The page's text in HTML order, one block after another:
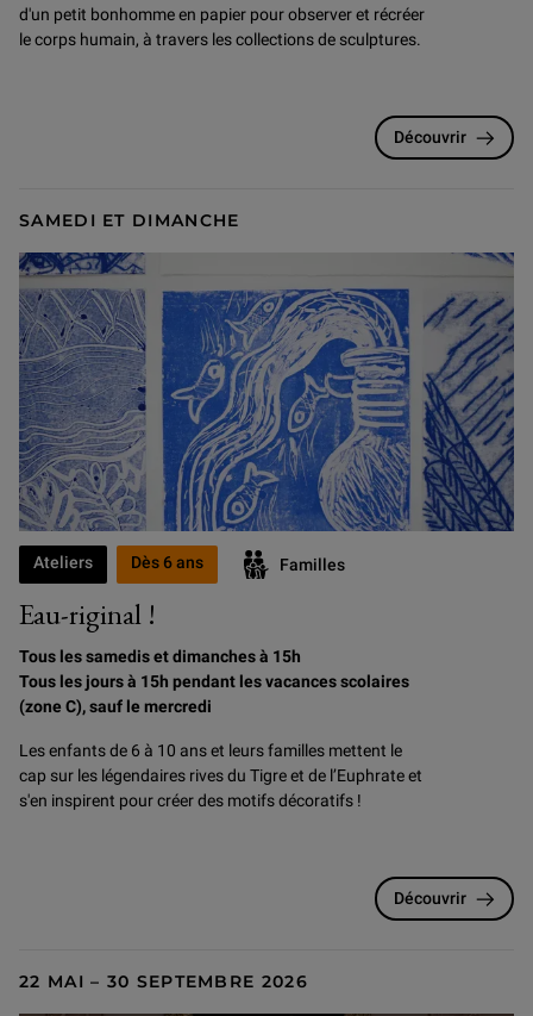
d'un petit bonhomme en papier pour observer et récréer
le corps humain, à travers les collections de sculptures.
Découvrir
SAMEDI ET DIMANCHE
Eau-riginal !
Ateliers Dès 6 ans Familles
Tous les samedis et dimanches à 15h
Tous les jours à 15h pendant les vacances scolaires
(zone C), sauf le mercredi
Les enfants de 6 à 10 ans et leurs familles mettent le
cap sur les légendaires rives du Tigre et de l’Euphrate et
s'en inspirent pour créer des motifs décoratifs !
Découvrir
22 MAI – 30 SEPTEMBRE 2026